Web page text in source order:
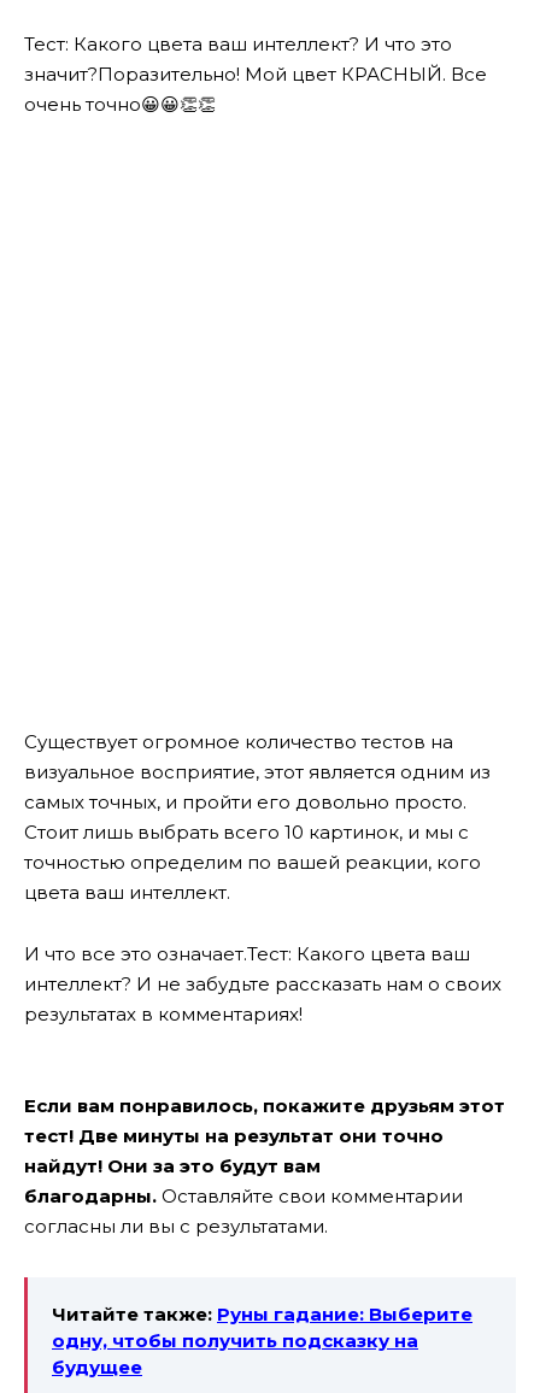
Тест: Какого цвета ваш интеллект? И что это
значит?Поразительно! Мой цвет КРАСНЫЙ. Все
очень точно😀😀👏👏
Существует огромное количество тестов на
визуальное восприятие, этот является одним из
самых точных, и пройти его довольно просто.
Стоит лишь выбрать всего 10 картинок, и мы с
точностью определим по вашей реакции, кого
цвета ваш интеллект.
И что все это означает.Тест: Какого цвета ваш
интеллект? И не забудьте рассказать нам о своих
результатах в комментариях!
Если вам понравилось, покажите друзьям этот
тест! Две минуты на результат они точно
найдут! Они за это будут вам
благодарны. Оставляйте свои комментарии
согласны ли вы с результатами.
Читайте также: Руны гадание: Выберите
одну, чтобы получить подсказку на
будущее